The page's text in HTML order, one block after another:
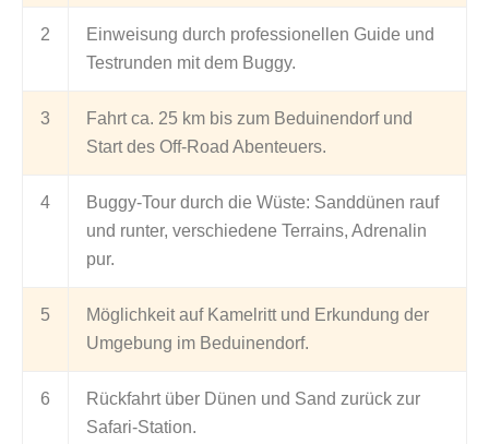
2
Einweisung durch professionellen Guide und
Testrunden mit dem Buggy.
3
Fahrt ca. 25 km bis zum Beduinendorf und
Start des Off-Road Abenteuers.
4
Buggy-Tour durch die Wüste: Sanddünen rauf
und runter, verschiedene Terrains, Adrenalin
pur.
5
Möglichkeit auf Kamelritt und Erkundung der
Umgebung im Beduinendorf.
6
Rückfahrt über Dünen und Sand zurück zur
Safari-Station.